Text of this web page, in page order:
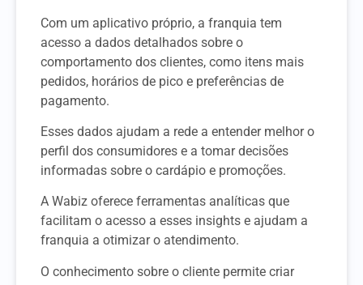
Com um aplicativo próprio, a franquia tem
acesso a dados detalhados sobre o
comportamento dos clientes, como itens mais
pedidos, horários de pico e preferências de
pagamento.
Esses dados ajudam a rede a entender melhor o
perfil dos consumidores e a tomar decisões
informadas sobre o cardápio e promoções.
A Wabiz oferece ferramentas analíticas que
facilitam o acesso a esses insights e ajudam a
franquia a otimizar o atendimento.
O conhecimento sobre o cliente permite criar